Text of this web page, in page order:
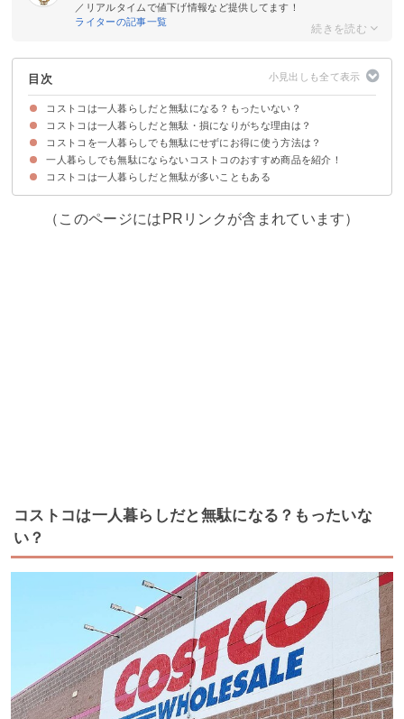
／リアルタイムで値下げ情報など提供してます！
ライターの記事一覧
目次
コストコは一人暮らしだと無駄になる？もったいない？
コストコは一人暮らしだと無駄・損になりがちな理由は？
①サイズ・容量が大きく使いきれない
②年会費が発生する
③商品によっては割安ではない
コストコを一人暮らしでも無駄にせずにお得に使う方法は？
①コストコのメルマガや折り込みチラシを利用する
②友人や家族などとシェアする
③食品ではなく日用品を購入する
④長期保存が可能なものを選ぶ
一人暮らしでも無駄にならないコストコのおすすめ商品を紹介！
①KIRKLAND スプリングウォーター
②KIRKLAND プレーンベーグル 12個
③冷凍餃子
コストコは一人暮らしだと無駄が多いこともある
（このページにはPRリンクが含まれています）
コストコは一人暮らしだと無駄になる？もったいな
い？